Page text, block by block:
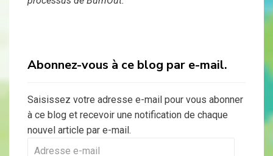
Abonnez-vous à ce blog par e-mail.
Saisissez votre adresse e-mail pour vous abonner
à ce blog et recevoir une notification de chaque
nouvel article par e-mail.
Adresse